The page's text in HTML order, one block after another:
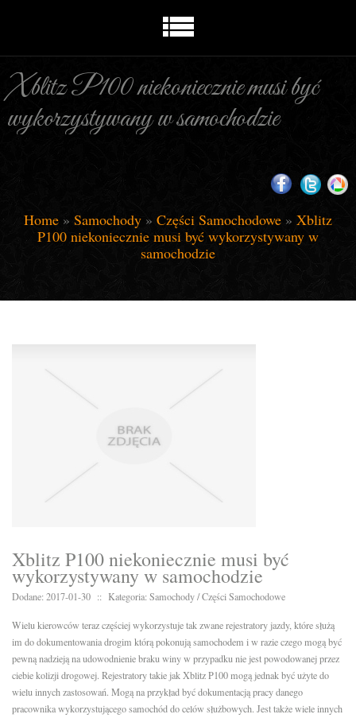
Xblitz P100 niekoniecznie musi być
wykorzystywany w samochodzie
Home » Samochody » Części Samochodowe » Xblitz
P100 niekoniecznie musi być wykorzystywany w
samochodzie
Xblitz P100 niekoniecznie musi być
wykorzystywany w samochodzie
Dodane: 2017-01-30 :: Kategoria: Samochody / Części Samochodowe
Wielu kierowców teraz częściej wykorzystuje tak zwane rejestratory jazdy, które służą
im do dokumentowania drogim którą pokonują samochodem i w razie czego mogą być
pewną nadzieją na udowodnienie braku winy w przypadku nie jest powodowanej przez
ciebie kolizji drogowej. Rejestratory takie jak Xblitz P100 mogą jednak być użyte do
wielu innych zastosowań. Mogą na przykład być dokumentacją pracy danego
pracownika wykorzystującego samochód do celów służbowych. Jest także wiele innych